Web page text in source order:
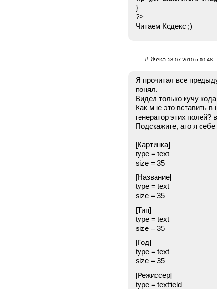
}
?>
Читаем Кодекс ;)
# Жека 28.07.2010 в 00:48
Я прочитал все
понял.
Видел только кучу
Как мне это вставить
генератор этих
Подскажите, ато я себе
[Картинка]
type = text
size = 35
[Название]
type = text
size = 35
[Тип]
type = text
size = 35
[Год]
type = text
size = 35
[Режиссер]
type = textfield